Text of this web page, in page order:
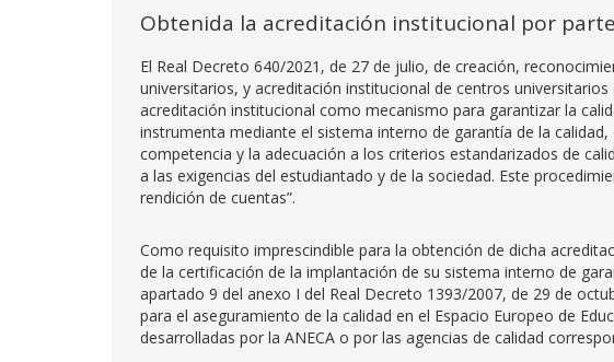
Obtenida la acreditación institucional por
El Real Decreto 640/2021, de 27 de julio, de creación,
universitarios, y acreditación institucional de centros
acreditación institucional como mecanismo para garantizar la
instrumenta mediante el sistema interno de garantía de la
competencia y la adecuación a los criterios estandarizados de
a las exigencias del estudiantado y de la sociedad. Este
rendición de cuentas”.
Como requisito imprescindible para la obtención de dicha
de la certificación de la implantación de su sistema interno de
apartado 9 del anexo I del Real Decreto 1393/2007, de 29 de
para el aseguramiento de la calidad en el Espacio Europeo de
desarrolladas por la ANECA o por las agencias de calidad